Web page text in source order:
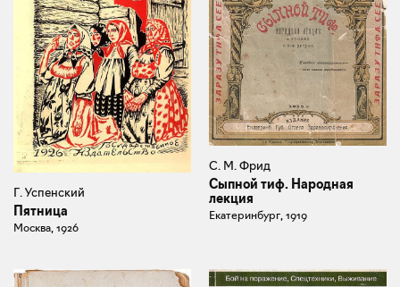
Г. Успенский
Пятница
Москва, 1926
С. М. Фрид
Сыпной тиф. Народная
лекция
Екатеринбург, 1919